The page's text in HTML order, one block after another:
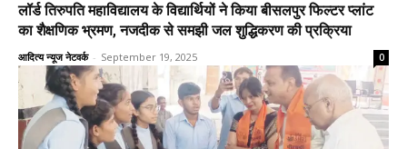
लॉर्ड तिरुपति महाविद्यालय के विद्यार्थियों ने किया बीसलपुर फिल्टर प्लांट
का शैक्षणिक भ्रमण, नजदीक से समझी जल शुद्धिकरण की प्रक्रिया
आदित्य न्यूज नेटवर्क - September 19, 2025 0